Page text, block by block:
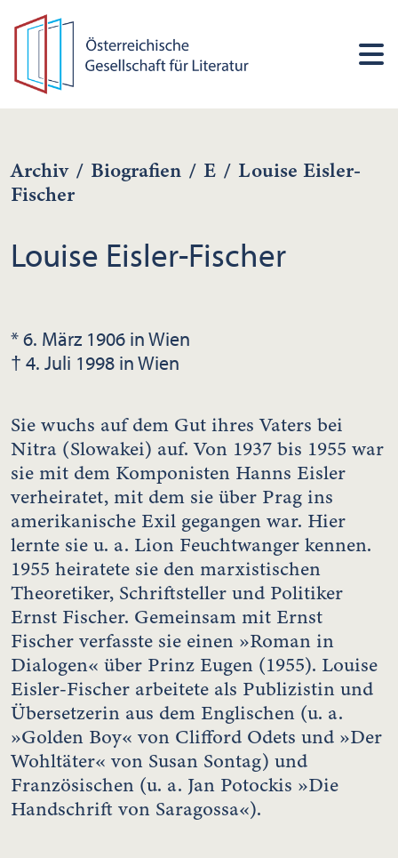
Archiv / Biografien / E / Louise Eisler-
Fischer
Louise Eisler-Fischer
* 6. März 1906 in Wien
† 4. Juli 1998 in Wien
Sie wuchs auf dem Gut ihres Vaters bei
Nitra (Slowakei) auf. Von 1937 bis 1955 war
sie mit dem Komponisten Hanns Eisler
verheiratet, mit dem sie über Prag ins
amerikanische Exil gegangen war. Hier
lernte sie u. a. Lion Feuchtwanger kennen.
1955 heiratete sie den marxistischen
Theoretiker, Schriftsteller und Politiker
Ernst Fischer. Gemeinsam mit Ernst
Fischer verfasste sie einen »Roman in
Dialogen« über Prinz Eugen (1955). Louise
Eisler-Fischer arbeitete als Publizistin und
Übersetzerin aus dem Englischen (u. a.
»Golden Boy« von Clifford Odets und »Der
Wohltäter« von Susan Sontag) und
Französischen (u. a. Jan Potockis »Die
Handschrift von Saragossa«).